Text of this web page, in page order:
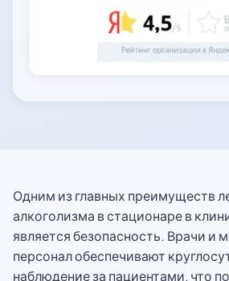
Одним из главных преимуществ
алкоголизма в стационаре в
является безопасность. Врачи и
персонал обеспечивают
наблюдение за пациентами, что